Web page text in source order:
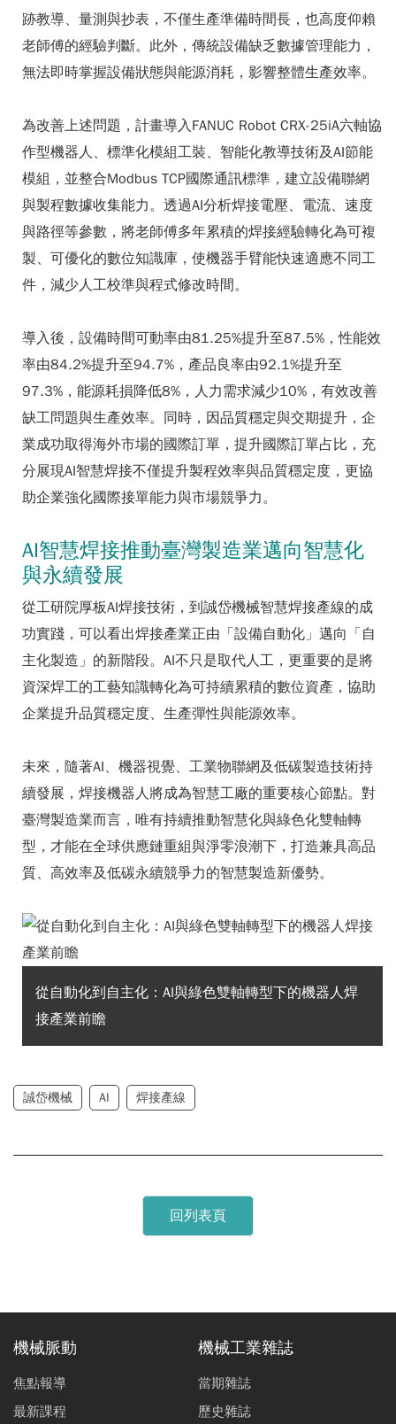
跡教導、量測與抄表，不僅生產準備時間長，也高度仰賴
老師傅的經驗判斷。此外，傳統設備缺乏數據管理能力，
無法即時掌握設備狀態與能源消耗，影響整體生產效率。
為改善上述問題，計畫導入FANUC Robot CRX-25iA六軸協
作型機器人、標準化模組工裝、智能化教導技術及AI節能
模組，並整合Modbus TCP國際通訊標準，建立設備聯網
與製程數據收集能力。透過AI分析焊接電壓、電流、速度
與路徑等參數，將老師傅多年累積的焊接經驗轉化為可複
製、可優化的數位知識庫，使機器手臂能快速適應不同工
件，減少人工校準與程式修改時間。
導入後，設備時間可動率由81.25%提升至87.5%，性能效
率由84.2%提升至94.7%，產品良率由92.1%提升至
97.3%，能源耗損降低8%，人力需求減少10%，有效改善
缺工問題與生產效率。同時，因品質穩定與交期提升，企
業成功取得海外市場的國際訂單，提升國際訂單占比，充
分展現AI智慧焊接不僅提升製程效率與品質穩定度，更協
助企業強化國際接單能力與市場競爭力。
AI智慧焊接推動臺灣製造業邁向智慧化
與永續發展
從工研院厚板AI焊接技術，到誠岱機械智慧焊接產線的成
功實踐，可以看出焊接產業正由「設備自動化」邁向「自
主化製造」的新階段。AI不只是取代人工，更重要的是將
資深焊工的工藝知識轉化為可持續累積的數位資產，協助
企業提升品質穩定度、生產彈性與能源效率。
未來，隨著AI、機器視覺、工業物聯網及低碳製造技術持
續發展，焊接機器人將成為智慧工廠的重要核心節點。對
臺灣製造業而言，唯有持續推動智慧化與綠色化雙軸轉
型，才能在全球供應鏈重組與淨零浪潮下，打造兼具高品
質、高效率及低碳永續競爭力的智慧製造新優勢。
從自動化到自主化：AI與綠色雙軸轉型下的機器人焊
接產業前瞻
誠岱機械 AI 焊接產線
回列表頁
機械脈動
焦點報導
最新課程
機械工業雜誌
當期雜誌
歷史雜誌